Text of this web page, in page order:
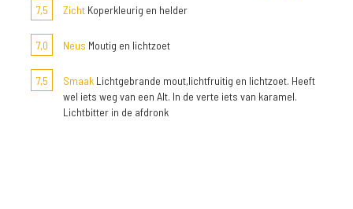
7,5
Zicht Koperkleurig en helder
7,0 Neus Moutig en lichtzoet
7,5 Smaak Lichtgebrande mout,lichtfruitig en lichtzoet. Heeft
wel iets weg van een Alt. In de verte iets van karamel.
Lichtbitter in de afdronk